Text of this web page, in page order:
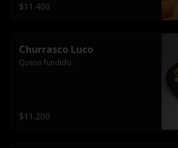
$11.400
Churrasco Luco
Queso fundido.
$11.200